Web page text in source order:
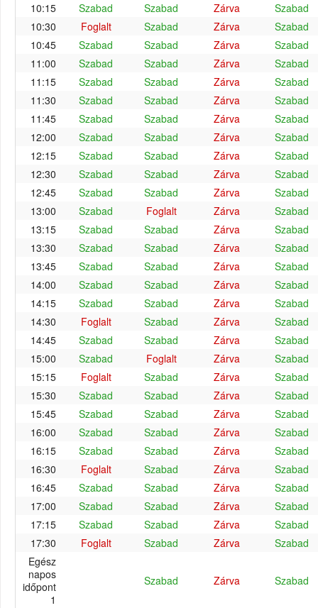
10:15
Szabad Szabad Zárva
Szabad
10:30
Foglalt Szabad Zárva
Szabad
10:45
Szabad Szabad Zárva
Szabad
11:00
Szabad Szabad Zárva
Szabad
11:15
Szabad Szabad Zárva
Szabad
11:30
Szabad Szabad Zárva
Szabad
11:45
Szabad Szabad Zárva
Szabad
12:00
Szabad Szabad Zárva
Szabad
12:15
Szabad Szabad Zárva
Szabad
12:30
Szabad Szabad Zárva
Szabad
12:45
Szabad Szabad Zárva
Szabad
13:00
Szabad Foglalt Zárva
Szabad
13:15
Szabad Szabad Zárva
Szabad
13:30
Szabad Szabad Zárva
Szabad
13:45
Szabad Szabad Zárva
Szabad
14:00
Szabad Szabad Zárva
Szabad
14:15
Szabad Szabad Zárva
Szabad
14:30
Foglalt Szabad Zárva
Szabad
14:45
Szabad Szabad Zárva
Szabad
15:00
Szabad Foglalt Zárva
Szabad
15:15
Foglalt Szabad Zárva
Szabad
15:30
Szabad Szabad Zárva
Szabad
15:45
Szabad Szabad Zárva
Szabad
16:00
Szabad Szabad Zárva
Szabad
16:15
Szabad Szabad Zárva
Szabad
16:30
Foglalt Szabad Zárva
Szabad
16:45
Szabad Szabad Zárva
Szabad
17:00
Szabad Szabad Zárva
Szabad
17:15
Szabad Szabad Zárva
Szabad
17:30
Foglalt Szabad Zárva
Szabad
Egész
napos
időpont
1
Szabad Zárva Szabad